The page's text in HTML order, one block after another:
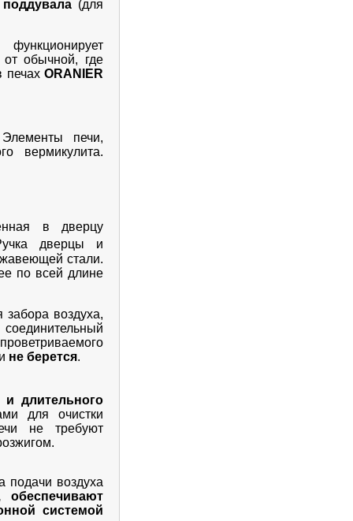
(для
обычной, где
печах ORANIER
печи,
вермикулита.
в дверцу
дверцы и
стали.
по всей длине
забора воздуха,
не берется.
длительного
для очистки
не требуют
подачи воздуха
системой